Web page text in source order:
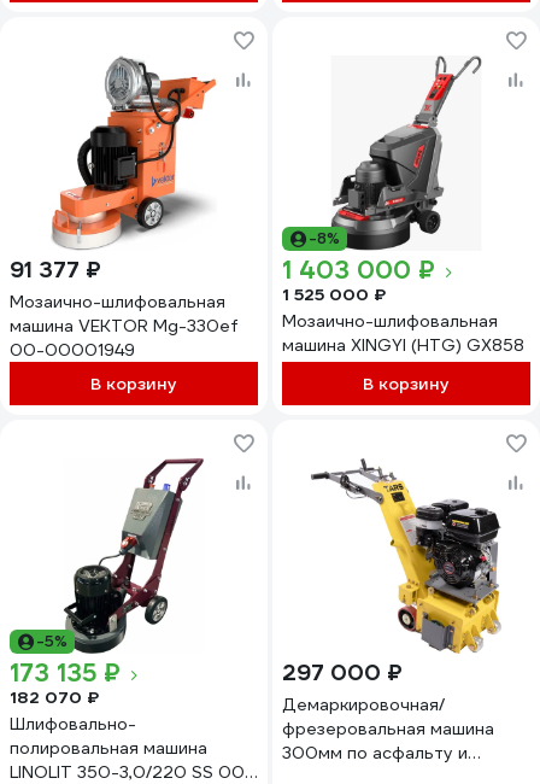
91 377 ₽
Мозаично-шлифовальная
машина VEKTOR Mg-330ef
00-00001949
В корзину
-8%
1 403 000 ₽
1 525 000 ₽
Мозаично-шлифовальная
машина XINGYI (HTG) GX858
В корзину
-5%
173 135 ₽
182 070 ₽
Шлифовально-
полировальная машина
LINOLIT 350-3,0/220 SS 00-
297 000 ₽
Демаркировочная/
фрезеровальная машина
300мм по асфальту и